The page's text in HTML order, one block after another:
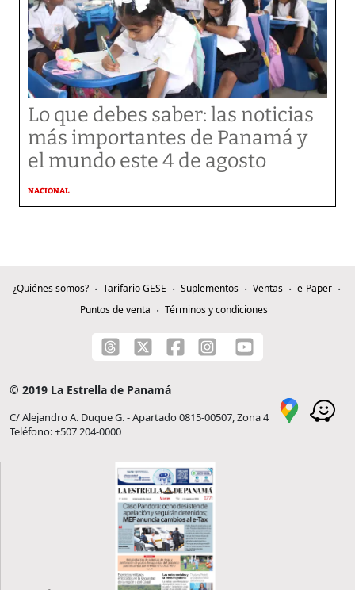
Lo que debes saber: las noticias
más importantes de Panamá y
el mundo este 4 de agosto
NACIONAL
¿Quiénes somos? Tarifario GESE Suplementos Ventas
e-Paper
Puntos de venta
Términos y condiciones
© 2019 La Estrella de Panamá
C/ Alejandro A. Duque G. - Apartado 0815-00507, Zona 4
Teléfono: +507 204-0000